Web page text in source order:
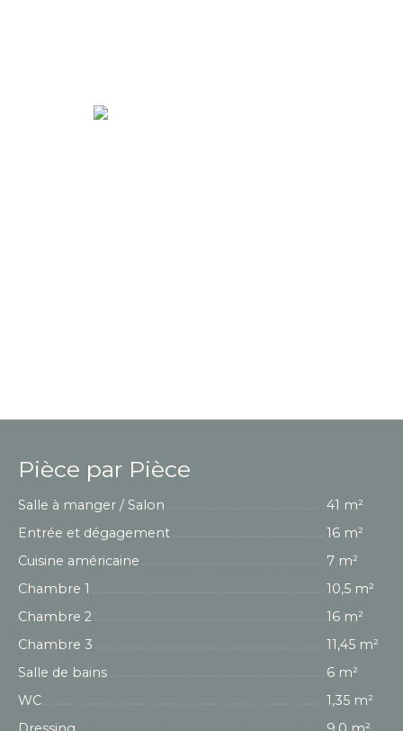
Pièce par Pièce
Salle à manger / Salon
41 m²
Entrée et dégagement
16 m²
Cuisine américaine
7 m²
Chambre 1
10,5 m²
Chambre 2
16 m²
Chambre 3
11,45 m²
Salle de bains
6 m²
WC
1,35 m²